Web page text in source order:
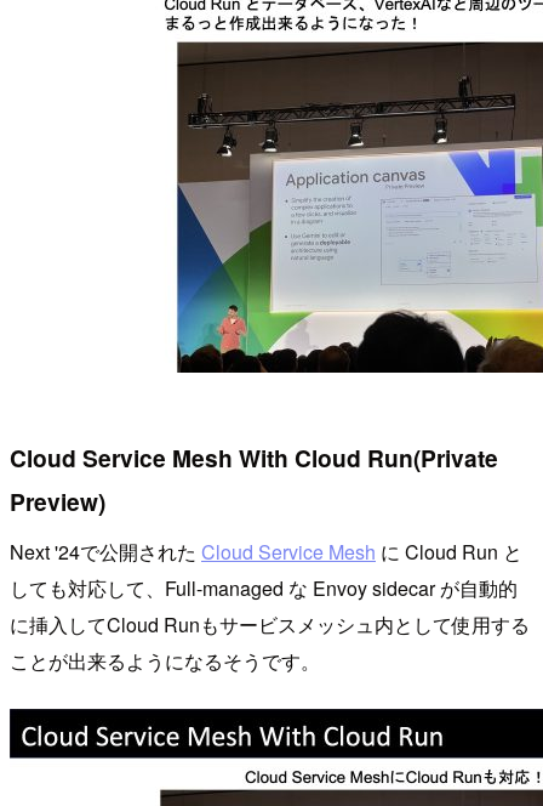
Cloud Service Mesh With Cloud Run(Private
Preview)
Next '24で公開された Cloud Service Mesh に Cloud Run と
しても対応して、Full-managed な Envoy sidecar が自動的
に挿入してCloud Runもサービスメッシュ内として使用する
ことが出来るようになるそうです。